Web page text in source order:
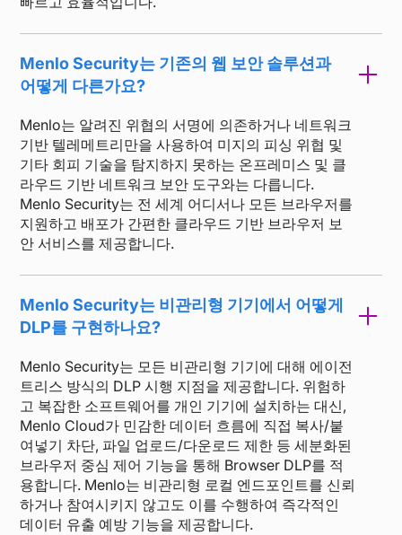
Menlo Security는 기존의 웹 보안 솔루션과
어떻게 다른가요?
Menlo는 알려진 위협의 서명에 의존하거나 네트워크
기반 텔레메트리만을 사용하여 미지의 피싱 위협 및
기타 회피 기술을 탐지하지 못하는 온프레미스 및 클
라우드 기반 네트워크 보안 도구와는 다릅니다.
Menlo Security는 전 세계 어디서나 모든 브라우저를
지원하고 배포가 간편한 클라우드 기반 브라우저 보
안 서비스를 제공합니다.
Menlo Security는 비관리형 기기에서 어떻게
DLP를 구현하나요?
Menlo Security는 모든 비관리형 기기에 대해 에이전
트리스 방식의 DLP 시행 지점을 제공합니다. 위험하
고 복잡한 소프트웨어를 개인 기기에 설치하는 대신,
Menlo Cloud가 민감한 데이터 흐름에 직접 복사/붙
여넣기 차단, 파일 업로드/다운로드 제한 등 세분화된
브라우저 중심 제어 기능을 통해 Browser DLP를 적
용합니다. Menlo는 비관리형 로컬 엔드포인트를 신뢰
하거나 참여시키지 않고도 이를 수행하여 즉각적인
데이터 유출 예방 기능을 제공합니다.